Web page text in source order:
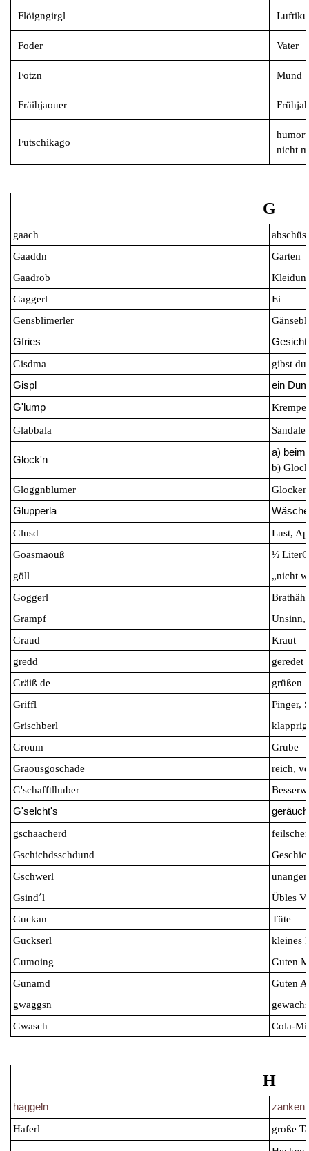
Flöigngirgl
Foder Vater
Fotzn Mund
Fräihjaouer
Futschikago
nicht
G
gaach
Gaaddn
Garten
Gaadrob
Gaggerl
Ei
Gensblimerler
Gfries
Gesicht
Gisdma
gibst du
Gispl
ein
G'lump
Krempel
Glabbala
Glock'n
a) beim
b)
Gloggnblumer
Glupperla
Glusd
Lust,
Goasmaouß
½
göll
„nicht
Goggerl
Grampf
Unsinn,
Graud
Kraut
gredd
geredet
Gräiß de
grüßen
Griffl
Finger,
Grischberl
Groum
Grube
Graousgoschade
reich,
G'schafftlhuber
G'selcht's
gschaacherd
Gschichdsschdund
Gschwerl
Gsind´l
Übles
Guckan
Tüte
Guckserl
kleines
Gumoing
Guten
Gunamd
Guten
gwaggsn
Gwasch
Cola-
H
haggeln
Haferl
große